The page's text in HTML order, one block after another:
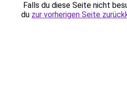
Falls du diese Seite nicht
du zur vorherigen Seite